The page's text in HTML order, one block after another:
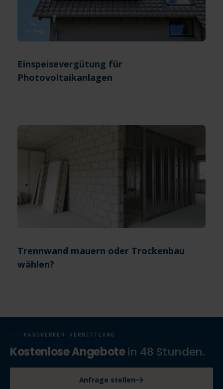
Einspeisevergütung für
Photovoltaikanlagen
Trennwand mauern oder Trockenbau
wählen?
HANDWERKER-VERMITTLUNG
Kostenlose Angebotein 48 Stunden.
Anfrage stellen